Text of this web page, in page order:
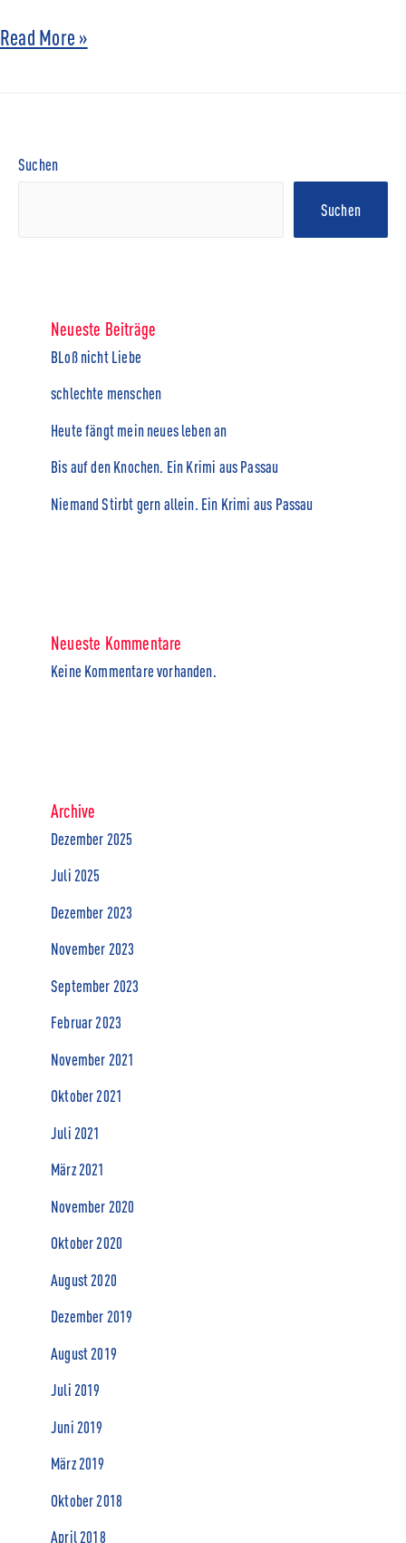
Read More »
Suchen
Suchen
Neueste Beiträge
BLoß nicht Liebe
schlechte menschen
Heute fängt mein neues leben an
Bis auf den Knochen. Ein Krimi aus Passau
Niemand Stirbt gern allein. Ein Krimi aus Passau
Neueste Kommentare
Keine Kommentare vorhanden.
Archive
Dezember 2025
Juli 2025
Dezember 2023
November 2023
September 2023
Februar 2023
November 2021
Oktober 2021
Juli 2021
März 2021
November 2020
Oktober 2020
August 2020
Dezember 2019
August 2019
Juli 2019
Juni 2019
März 2019
Oktober 2018
April 2018